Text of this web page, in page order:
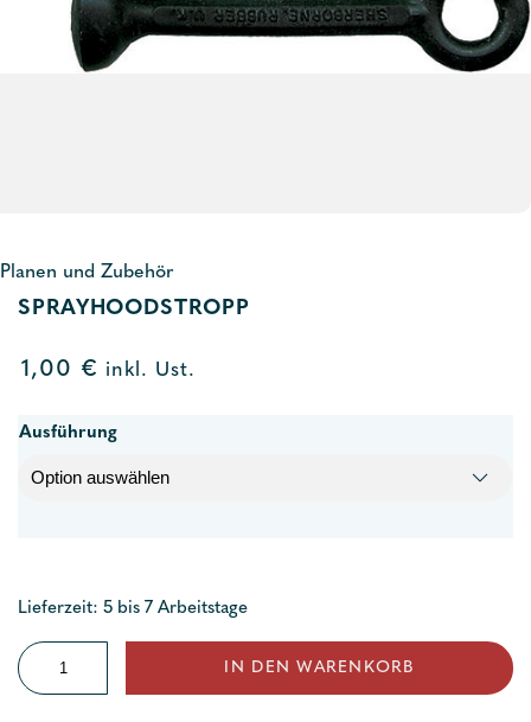
Planen und Zubehör
SPRAYHOODSTROPP
1,00 € inkl. Ust.
Ausführung
Lieferzeit: 5 bis 7 Arbeitstage
Sprayhoodstropp
Menge
IN DEN WARENKORB